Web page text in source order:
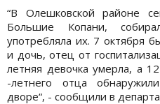
“В Олешковской районе
Большие Копани,
употребляла их. 7 октября
и дочь, отец от
летняя девочка умерла, а
-летнего отца
дворе“, - сообщили в